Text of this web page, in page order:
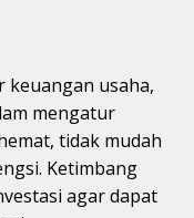
keuangan usaha,
mengatur
tidak mudah
Ketimbang
agar dapat